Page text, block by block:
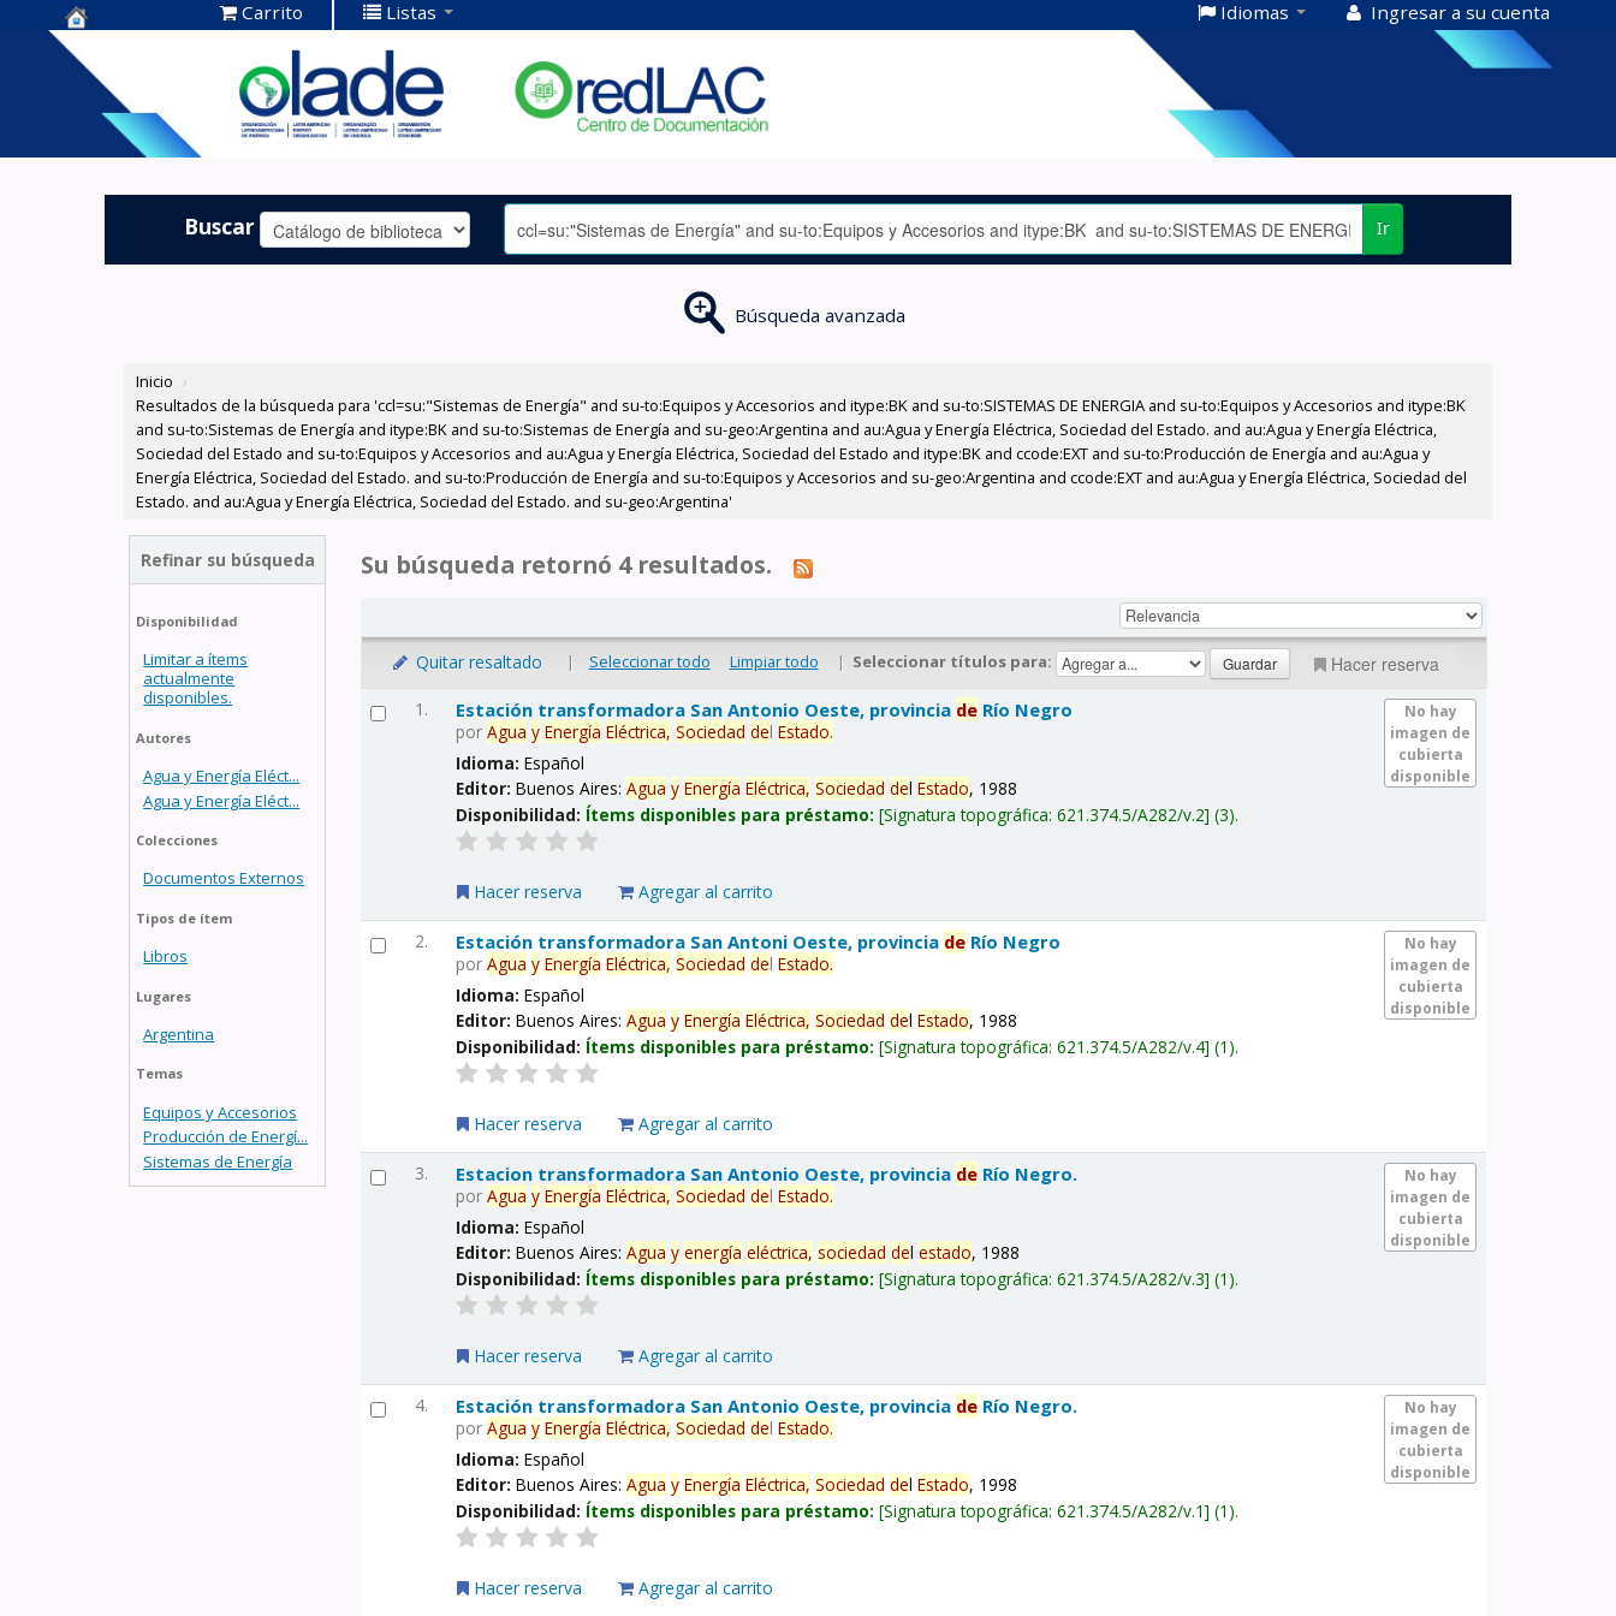
Centro de
Documentación
OLADE -
Carrito Listas Idiomas Ingresar a su cuenta
Buscar Ir
Búsqueda avanzada
Inicio ›
Resultados de la búsqueda para 'ccl=su:"Sistemas de Energía" and su-to:Equipos y Accesorios and itype:BK and su-to:SISTEMAS DE ENERGIA and su-to:Equipos y Accesorios and itype:BK
and su-to:Sistemas de Energía and itype:BK and su-to:Sistemas de Energía and su-geo:Argentina and au:Agua y Energía Eléctrica, Sociedad del Estado. and au:Agua y Energía Eléctrica,
Sociedad del Estado and su-to:Equipos y Accesorios and au:Agua y Energía Eléctrica, Sociedad del Estado and itype:BK and ccode:EXT and su-to:Producción de Energía and au:Agua y
Energía Eléctrica, Sociedad del Estado. and su-to:Producción de Energía and su-to:Equipos y Accesorios and su-geo:Argentina and ccode:EXT and au:Agua y Energía Eléctrica, Sociedad del
Estado. and au:Agua y Energía Eléctrica, Sociedad del Estado. and su-geo:Argentina'
Refinar su búsqueda
Disponibilidad
Limitar a ítems
actualmente
disponibles.
Autores
Agua y Energía Eléct...
Agua y Energía Eléct...
Colecciones
Documentos Externos
Tipos de ítem
Libros
Lugares
Argentina
Temas
Equipos y Accesorios
Producción de Energí...
Sistemas de Energía
Su búsqueda retornó 4 resultados.
Quitar resaltado | Seleccionar todo Limpiar todo | Seleccionar títulos para: Hacer reserva
1.
No hay
imagen de
cubierta
disponible
Estación transformadora San Antonio Oeste, provincia de Río Negro
porAgua y Energía Eléctrica, Sociedad delEstado.
Idioma:Español
Editor:Buenos Aires:Agua y Energía Eléctrica, Sociedad delEstado, 1988
Disponibilidad: Ítems disponibles para préstamo: Signatura topográfica:621.374.5/A282/v.2 (3).
Hacer reserva Agregar al carrito
2.
No hay
imagen de
cubierta
disponible
Estación transformadora San Antoni Oeste, provincia de Río Negro
porAgua y Energía Eléctrica, Sociedad delEstado.
Idioma:Español
Editor:Buenos Aires:Agua y Energía Eléctrica, Sociedad delEstado, 1988
Disponibilidad: Ítems disponibles para préstamo: Signatura topográfica:621.374.5/A282/v.4 (1).
Hacer reserva Agregar al carrito
3.
No hay
imagen de
cubierta
disponible
Estacion transformadora San Antonio Oeste, provincia de Río Negro.
porAgua y Energía Eléctrica, Sociedad delEstado.
Idioma:Español
Editor:Buenos Aires:Agua y energía eléctrica, sociedad delestado, 1988
Disponibilidad: Ítems disponibles para préstamo: Signatura topográfica:621.374.5/A282/v.3 (1).
Hacer reserva Agregar al carrito
4.
No hay
imagen de
cubierta
disponible
Estación transformadora San Antonio Oeste, provincia de Río Negro.
porAgua y Energía Eléctrica, Sociedad delEstado.
Idioma:Español
Editor:Buenos Aires:Agua y Energía Eléctrica, Sociedad delEstado, 1998
Disponibilidad: Ítems disponibles para préstamo: Signatura topográfica:621.374.5/A282/v.1 (1).
Hacer reserva Agregar al carrito